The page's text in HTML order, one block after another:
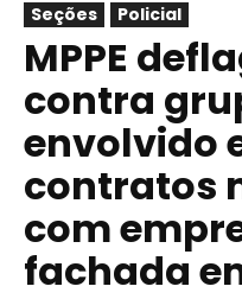
Seções Policial
MPPE
contra
envolvido
contratos
com
fachada